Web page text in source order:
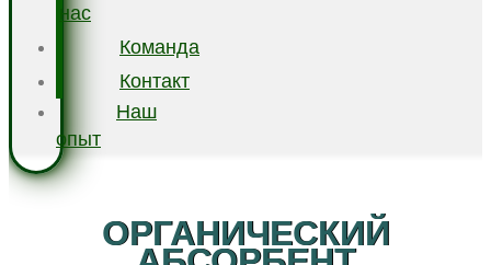
нас
Команда
Контакт
Наш
опыт
ОРГАНИЧЕСКИЙ